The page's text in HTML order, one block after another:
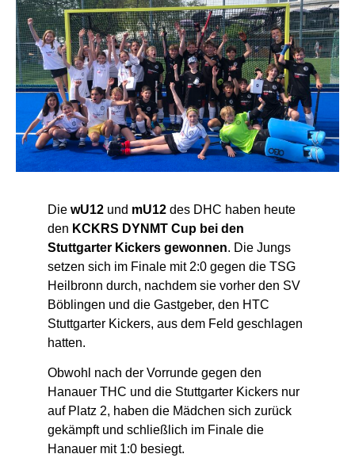
Die wU12 und mU12 des DHC haben heute
den KCKRS DYNMT Cup bei den
Stuttgarter Kickers gewonnen. Die Jungs
setzen sich im Finale mit 2:0 gegen die TSG
Heilbronn durch, nachdem sie vorher den SV
Böblingen und die Gastgeber, den HTC
Stuttgarter Kickers, aus dem Feld geschlagen
hatten.
Obwohl nach der Vorrunde gegen den
Hanauer THC und die Stuttgarter Kickers nur
auf Platz 2, haben die Mädchen sich zurück
gekämpft und schließlich im Finale die
Hanauer mit 1:0 besiegt.